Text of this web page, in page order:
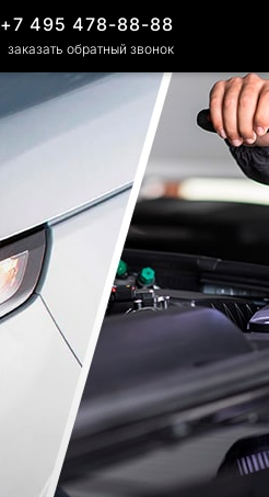
+7 495 478-88-88
заказать обратный звонок